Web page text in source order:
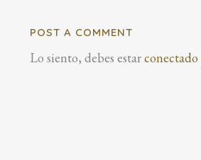
POST A COMMENT
Lo siento, debes estarconectado